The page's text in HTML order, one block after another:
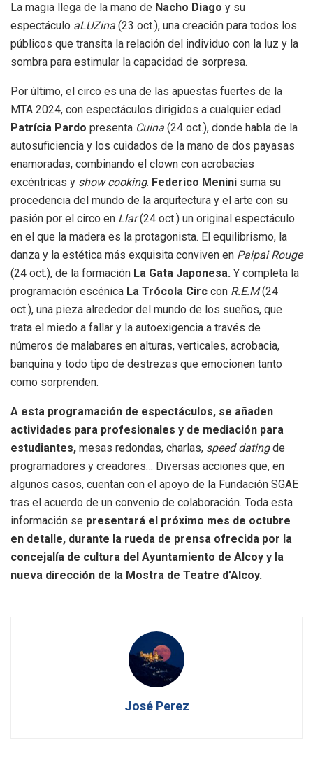
La magia llega de la mano de Nacho Diago y su
espectáculo aLUZina (23 oct.), una creación para todos los
públicos que transita la relación del individuo con la luz y la
sombra para estimular la capacidad de sorpresa.
Por último, el circo es una de las apuestas fuertes de la
MTA 2024, con espectáculos dirigidos a cualquier edad.
Patrícia Pardo presenta Cuina (24 oct.), donde habla de la
autosuficiencia y los cuidados de la mano de dos payasas
enamoradas, combinando el clown con acrobacias
excéntricas y show cooking. Federico Menini suma su
procedencia del mundo de la arquitectura y el arte con su
pasión por el circo en Llar(24 oct.) un original espectáculo
en el que la madera es la protagonista. El equilibrismo, la
danza y la estética más exquisita conviven en Paipai Rouge
(24 oct.), de la formación La Gata Japonesa. Y completa la
programación escénica La Trócola Circ con R.E.M(24
oct.), una pieza alrededor del mundo de los sueños, que
trata el miedo a fallar y la autoexigencia a través de
números de malabares en alturas, verticales, acrobacia,
banquina y todo tipo de destrezas que emocionen tanto
como sorprenden.
A esta programación de espectáculos, se añaden
actividades para profesionales y de mediación para
estudiantes, mesas redondas, charlas, speed datingde
programadores y creadores… Diversas acciones que, en
algunos casos, cuentan con el apoyo de la Fundación SGAE
tras el acuerdo de un convenio de colaboración. Toda esta
información se presentará el próximo mes de octubre
en detalle, durante la rueda de prensa ofrecida por la
concejalía de cultura del Ayuntamiento de Alcoy y la
nueva dirección de la Mostra de Teatre d’Alcoy.
José Perez